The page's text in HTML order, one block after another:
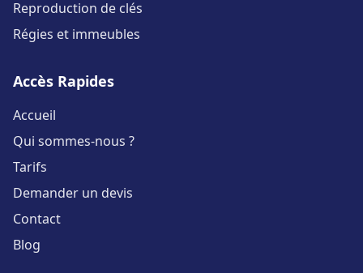
Reproduction de clés
Régies et immeubles
Accès Rapides
Accueil
Qui sommes-nous ?
Tarifs
Demander un devis
Contact
Blog